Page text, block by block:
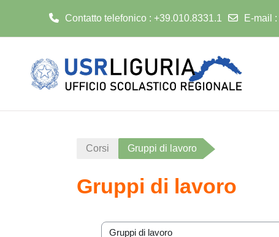
Contatto telefonico : +39.010.8331.1 E-mail :
Corsi Gruppi di lavoro
Gruppi di lavoro